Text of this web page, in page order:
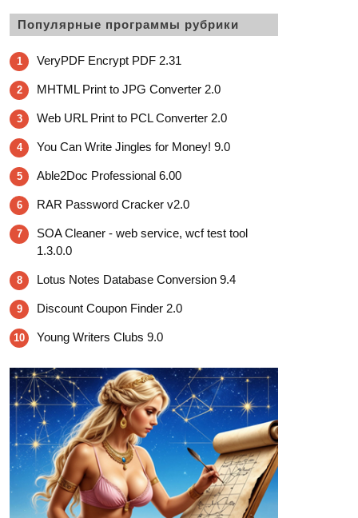
Популярные программы рубрики
1 VeryPDF Encrypt PDF 2.31
2 MHTML Print to JPG Converter 2.0
3 Web URL Print to PCL Converter 2.0
4 You Can Write Jingles for Money! 9.0
5 Able2Doc Professional 6.00
6 RAR Password Cracker v2.0
7
SOA Cleaner - web service, wcf test tool
1.3.0.0
8 Lotus Notes Database Conversion 9.4
9 Discount Coupon Finder 2.0
10 Young Writers Clubs 9.0